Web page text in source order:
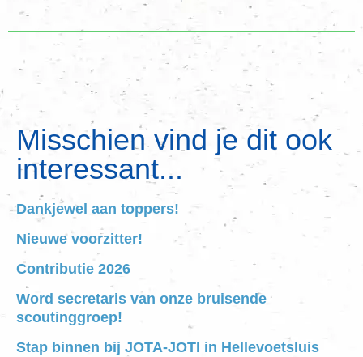
Misschien vind je dit ook
interessant...
Dankjewel aan toppers!
Nieuwe voorzitter!
Contributie 2026
Word secretaris van onze bruisende
scoutinggroep!
Stap binnen bij JOTA-JOTI in Hellevoetsluis